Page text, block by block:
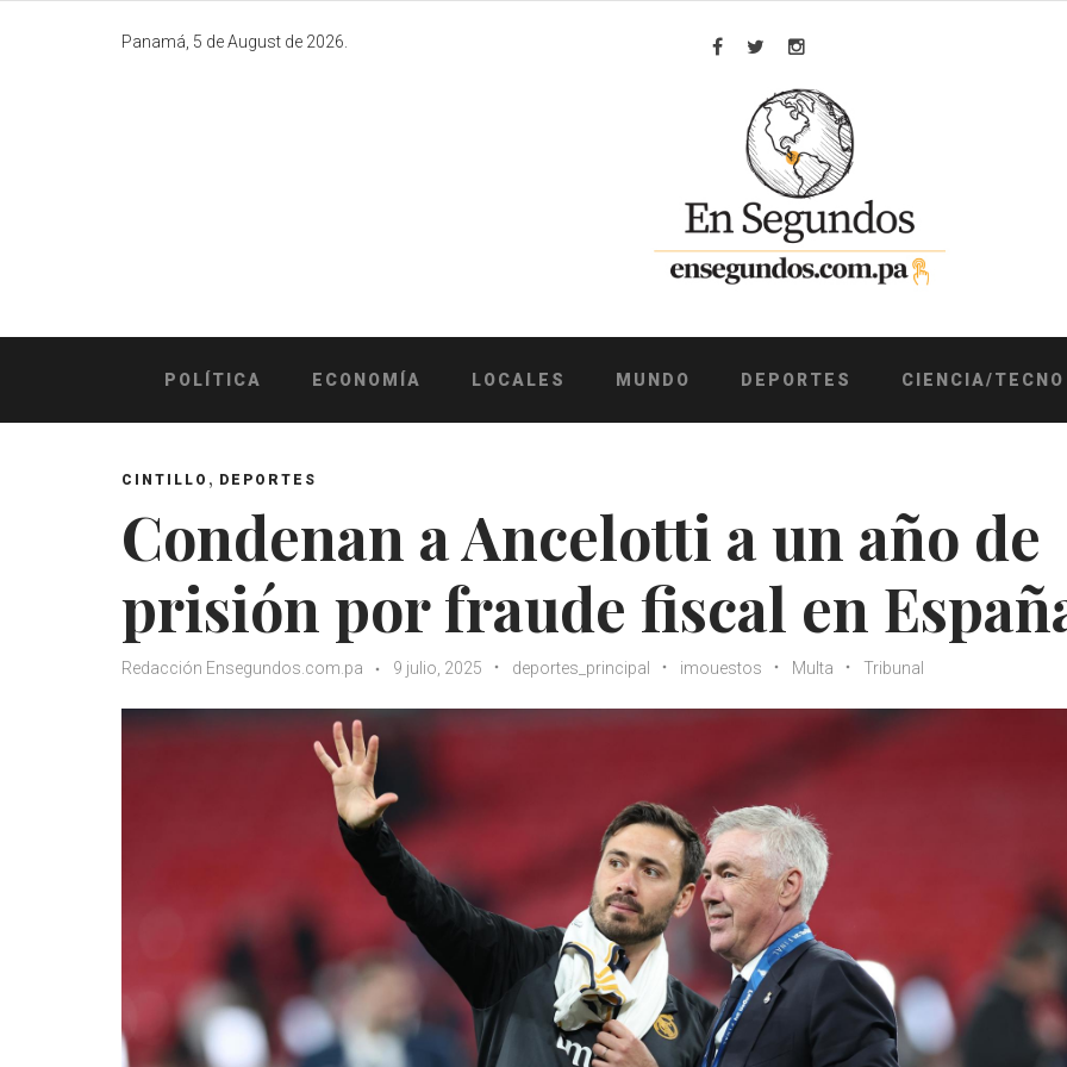
Panamá, 5 de August de 2026.
Facebook
TwitterInstagram
POLÍTICA ECONOMÍA LOCALES MUNDO DEPORTES CIENCIA/TECNO
CINTILLO , DEPORTES
Condenan a Ancelotti a un año de
prisión por fraude fiscal en
Redacción Ensegundos.com.pa 9 julio, 2025 deportes_principal imouestos Multa Tribunal